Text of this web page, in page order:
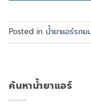
Posted in น้ำยาแอร์รถย
ค้นหาน้ำยาแอร์